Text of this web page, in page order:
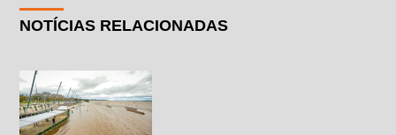
NOTÍCIAS RELACIONADAS